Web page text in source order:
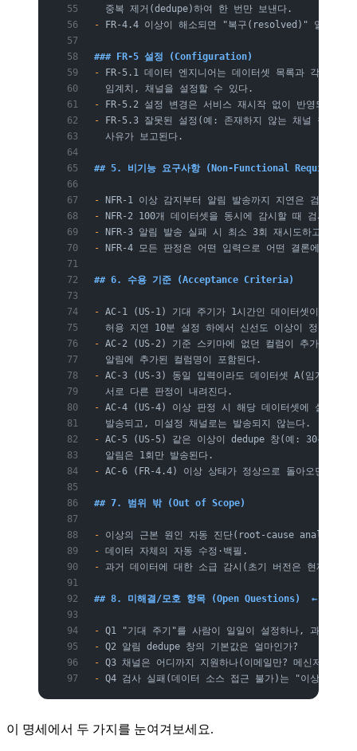
  중복 제거(dedupe)하여 한 번만 보낸다.
- FR-4.4 이상이 해소되면 "복구(resolved)" 알림을
### FR-5 설정 (Configuration)
- FR-5.1 데이터 엔지니어는 데이터셋 목록과 각 데이
  임계치, 채널을 설정할 수 있다.
- FR-5.2 설정 변경은 서비스 재시작 없이 반영되어야
- FR-5.3 잘못된 설정(예: 존재하지 않는 채널 참조)은
  사유가 보고된다.
## 5. 비기능 요구사항 (Non-Functional
- NFR-1 이상 감지부터 알림 발송까지 지연은 검사 주
- NFR-2 100개 데이터셋을 동시에 감시할 때 검사 1회
- NFR-3 알림 발송 실패 시 최소 3회 재시도하고, 끝내
- NFR-4 모든 판정은 어떤 입력으로 어떤 결론에 이르
## 6. 수용 기준 (Acceptance Criteria)
- AC-1 (US-1) 기대 주기가 1시간인 데이터셋이 90분
허용 지연 10분 설정 하에서 신선도 이상이 정확히 1
- AC-2 (US-2) 기준 스키마에 없던 컬럼이 추가되면 구
  알림에 추가된 컬럼명이 포함된다.
- AC-3 (US-3) 동일 입력이라도 데이터셋 A(임계치
  서로 다른 판정이 내려진다.
- AC-4 (US-4) 이상 판정 시 해당 데이터셋에 설정된
  발송되고, 미설정 채널로는 발송되지 않는다.
- AC-5 (US-5) 같은 이상이 dedupe 창(예: 30분) 안
  알림은 1회만 발송된다.
- AC-6 (FR-4.4) 이상 상태가 정상으로 돌아오면 복구
## 7. 범위 밖 (Out of Scope)
- 이상의 근본 원인 자동 진단(root-cause analysis).
- 데이터 자체의 자동 수정·백필.
- 과거 데이터에 대한 소급 감시(초기 버전은 현재 시점
## 8. 미해결/모호 항목 (Open Questions)  ←
- Q1 "기대 주기"를 사람이 일일이 설정하나, 과거 갱신
- Q2 알림 dedupe 창의 기본값은 얼마인가?
- Q3 채널은 어디까지 지원하나(이메일만? 메신저 포함
- Q4 검사 실패(데이터 소스 접근 불가)는 "이상"인가
이 명세에서 두 가지를 눈여겨보세요.